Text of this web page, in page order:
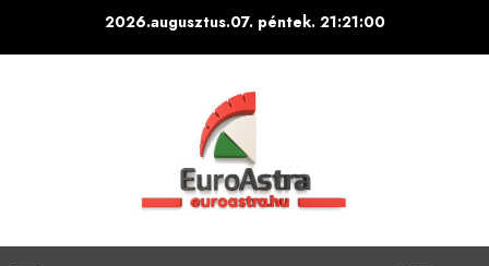
2026.augusztus.07. péntek.21:21:01